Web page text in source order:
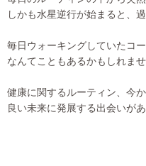
しかも水星逆行が始まると、
毎日ウォーキングしていたコ
なんてこともあるかもしれませ
健康に関するルーティン、今
良い未来に発展する出会いが